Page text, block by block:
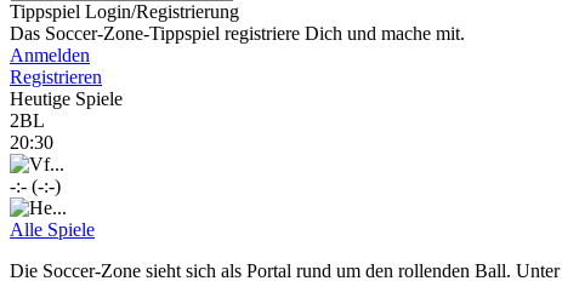
Tippspiel Login/Registrierung
Das Soccer-Zone-Tippspiel registriere Dich und mache mit.
Anmelden
Registrieren
Heutige Spiele
2BL
20:30
-:- (-:-)
Alle Spiele
Die Soccer-Zone sieht sich als Portal rund um den rollenden Ball.